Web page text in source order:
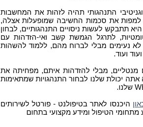
התנהגותי תהיה לזהות את המחשבות
למפות את סכמות החשיבה שמופעלות אצלה,
תתבקש לעשות ניסויים התנהגותיים, לבחון
לתרגל הגמשת קשב ואי-הזדהות עם
נעימים מבלי לברוח מהם, ללמוד להשהות
ועוד.
מנטליים, מבלי להזדהות איתם, מפחיתה את
אתה יכולת שלנו לבחור התנהגויות שמתאימות
היכנסו לאתר בטיפולנט - פורטל לשירותים
מתחומי הטיפול ומידע מקצועי בתחום